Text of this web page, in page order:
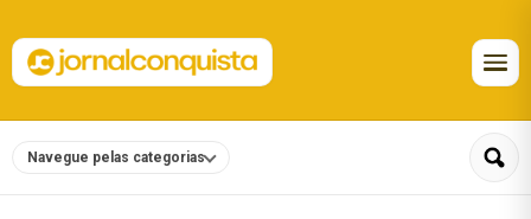
Navegue pelas categorias